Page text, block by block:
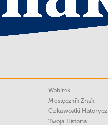
Woblink
Miesięcznik Znak
Ciekawostki
Twoja Historia